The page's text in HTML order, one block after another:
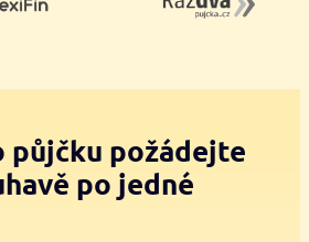
půjčku požádejte
po jedné